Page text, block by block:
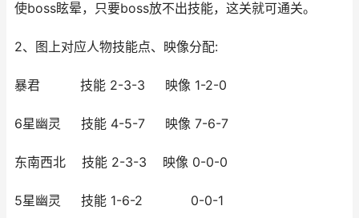
使boss眩晕，只要boss放不出技能，这关就可通关。
2、图上对应人物技能点、映像分配:
暴君 技能 2-3-3 映像 1-2-0
6星幽灵 技能 4-5-7 映像 7-6-7
东南西北 技能 2-3-3 映像 0-0-0
5星幽灵 技能 1-6-2 0-0-1